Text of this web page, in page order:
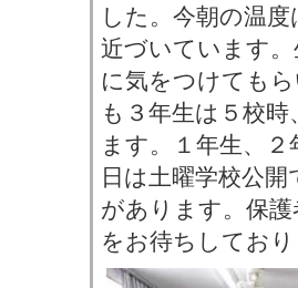
した。今朝の温
近づいています
に気をつけても
も３年生は５校
ます。１年生、
日は土曜学校公
があります。保
をお待ちしてお